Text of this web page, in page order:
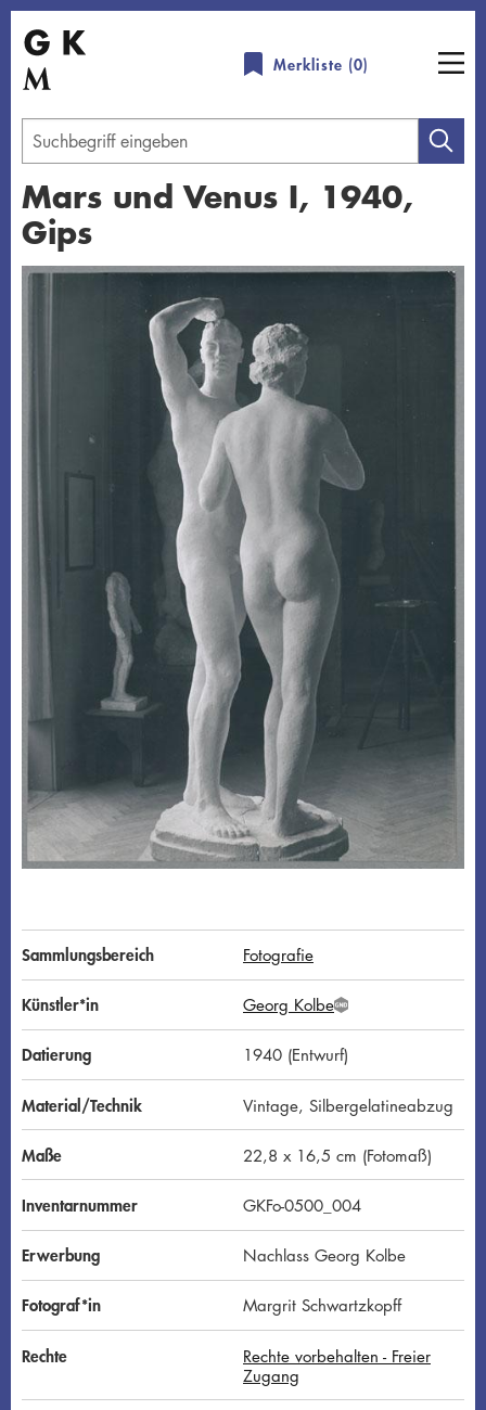
Direkt
zum
Inhalt
Merkliste (0)
Geben
Sie
einen
Suchbegriff
Mars und Venus I, 1940,
Gips
Sammlungsbereich Fotografie
Künstler*in Georg KolbeG
N
D
Datierung 1940 (Entwurf)
Material/Technik Vintage, Silbergelatineabzug
Maße 22,8 x 16,5 cm (Fotomaß)
Inventarnummer GKFo-0500_004
Erwerbung Nachlass Georg Kolbe
Fotograf*in Margrit Schwartzkopff
Rechte
Rechte vorbehalten - Freier
Zugang